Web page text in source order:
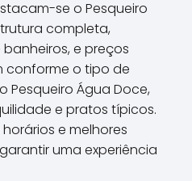
se o Pesqueiro
completa,
e preços
conforme o tipo de
Pesqueiro Água Doce,
e pratos típicos.
e melhores
uma experiência